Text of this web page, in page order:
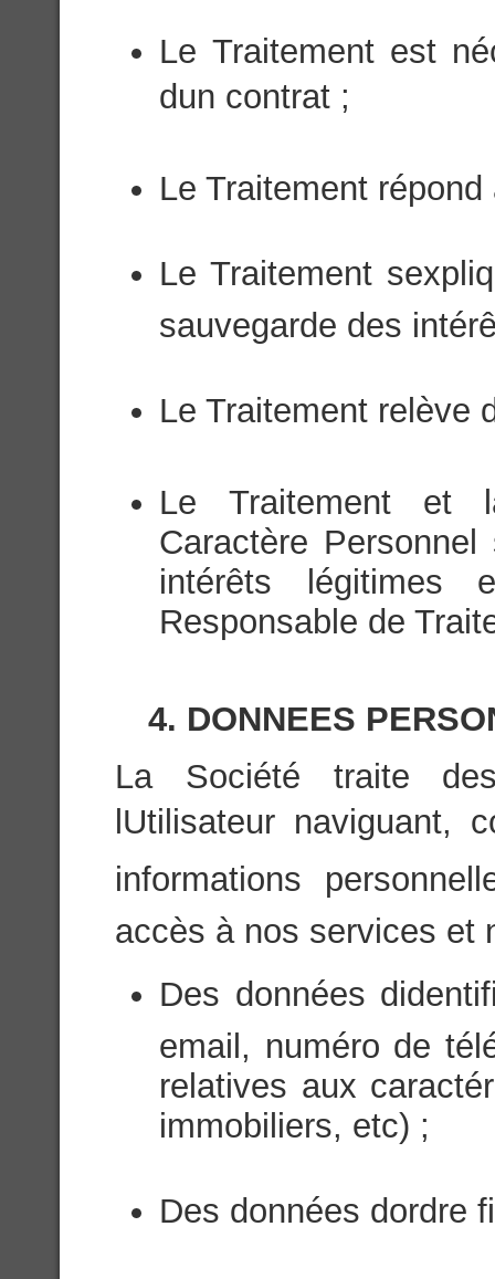
Le Traitement est
dun contrat ;
Le Traitement
Le Traitement
sauvegarde des
Le Traitement relève
Le Traitement et
Caractère
intérêts légitimes
Responsable de
4. DONNEES
La Société traite
lUtilisateur
informations
accès à nos services et
Des données
email, numéro de
relatives aux
immobiliers, etc) ;
Des données dordre